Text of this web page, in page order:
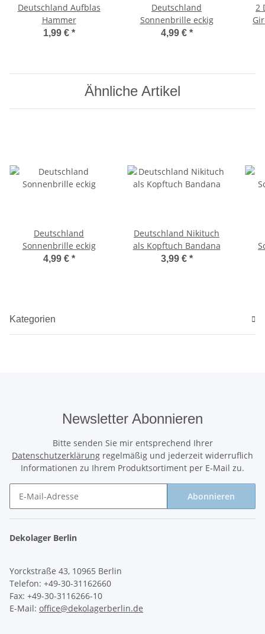
Deutschland Aufblas
Hammer
1,99 € *
Deutschland
Sonnenbrille eckig
4,99 € *
2
Ähnliche Artikel
Deutschland
Sonnenbrille eckig
4,99 € *
Deutschland Nikituch
als Kopftuch Bandana
3,99 € *
Kategorien
Newsletter Abonnieren
Bitte senden Sie mir entsprechend Ihrer
Datenschutzerklärung regelmäßig und jederzeit widerruflich
Informationen zu Ihrem Produktsortiment per E-Mail zu.
Abonnieren
Dekolager Berlin
Yorckstraße 43, 10965 Berlin
Telefon: +49-30-31162660
Fax: +49-30-3116266-10
E-Mail: office@dekolagerberlin.de